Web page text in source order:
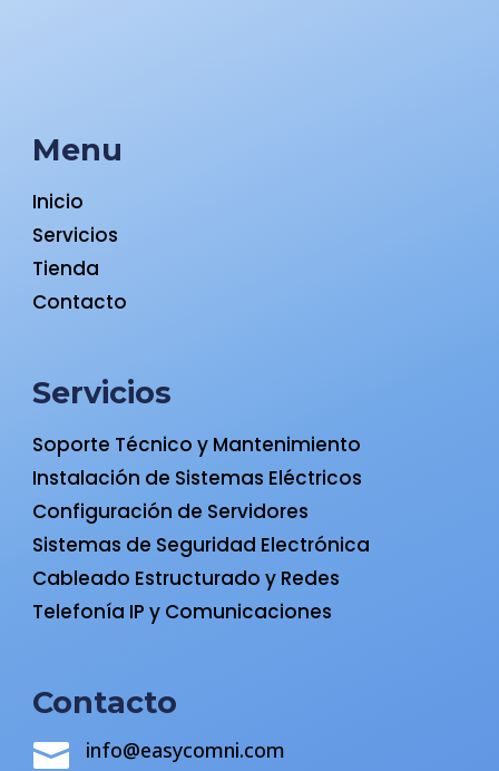
Menu
Inicio
Servicios
Tienda
Contacto
Servicios
Soporte Técnico y Mantenimiento
Instalación de Sistemas Eléctricos
Configuración de Servidores
Sistemas de Seguridad Electrónica
Cableado Estructurado y Redes
Telefonía IP y Comunicaciones
Contacto
 info@easycomni.com